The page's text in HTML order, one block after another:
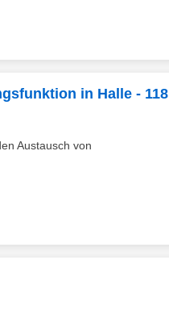
in Halle - 118
Austausch von